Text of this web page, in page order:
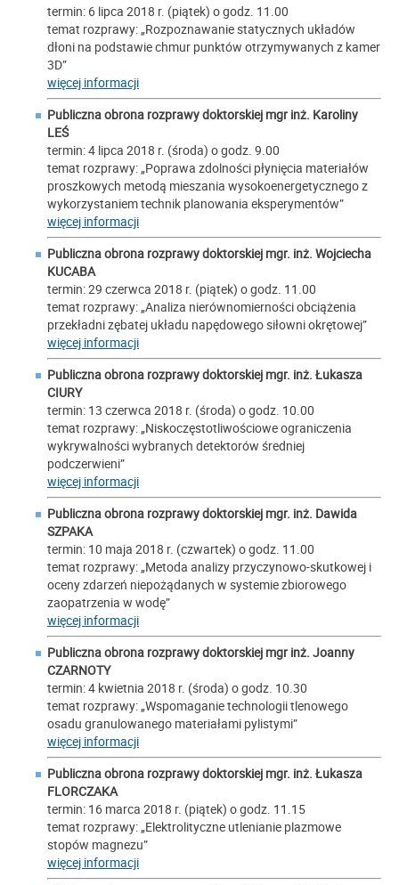
termin: 6 lipca 2018 r. (piątek) o godz. 11.00
temat rozprawy: „Rozpoznawanie statycznych układów
dłoni na podstawie chmur punktów otrzymywanych z kamer
3D”
więcej informacji
Publiczna obrona rozprawy doktorskiej mgr inż. Karoliny
LEŚ
termin: 4 lipca 2018 r. (środa) o godz. 9.00
temat rozprawy: „Poprawa zdolności płynięcia materiałów
proszkowych metodą mieszania wysokoenergetycznego z
wykorzystaniem technik planowania eksperymentów”
więcej informacji
Publiczna obrona rozprawy doktorskiej mgr. inż. Wojciecha
KUCABA
termin: 29 czerwca 2018 r. (piątek) o godz. 11.00
temat rozprawy: „Analiza nierównomierności obciążenia
przekładni zębatej układu napędowego siłowni okrętowej”
więcej informacji
Publiczna obrona rozprawy doktorskiej mgr. inż. Łukasza
CIURY
termin: 13 czerwca 2018 r. (środa) o godz. 10.00
temat rozprawy: „Niskoczęstotliwościowe ograniczenia
wykrywalności wybranych detektorów średniej
podczerwieni”
więcej informacji
Publiczna obrona rozprawy doktorskiej mgr. inż. Dawida
SZPAKA
termin: 10 maja 2018 r. (czwartek) o godz. 11.00
temat rozprawy: „Metoda analizy przyczynowo-skutkowej i
oceny zdarzeń niepożądanych w systemie zbiorowego
zaopatrzenia w wodę”
więcej informacji
Publiczna obrona rozprawy doktorskiej mgr inż. Joanny
CZARNOTY
termin: 4 kwietnia 2018 r. (środa) o godz. 10.30
temat rozprawy: „Wspomaganie technologii tlenowego
osadu granulowanego materiałami pylistymi”
więcej informacji
Publiczna obrona rozprawy doktorskiej mgr. inż. Łukasza
FLORCZAKA
termin: 16 marca 2018 r. (piątek) o godz. 11.15
temat rozprawy: „Elektrolityczne utlenianie plazmowe
stopów magnezu”
więcej informacji